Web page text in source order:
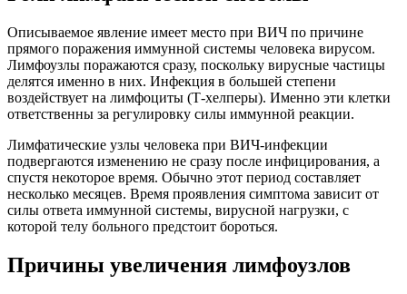
Описываемое явление имеет место при ВИЧ по причине
прямого поражения иммунной системы человека вирусом.
Лимфоузлы поражаются сразу, поскольку вирусные частицы
делятся именно в них. Инфекция в большей степени
воздействует на лимфоциты (Т-хелперы). Именно эти клетки
ответственны за регулировку силы иммунной реакции.
Лимфатические узлы человека при ВИЧ-инфекции
подвергаются изменению не сразу после инфицирования, а
спустя некоторое время. Обычно этот период составляет
несколько месяцев. Время проявления симптома зависит от
силы ответа иммунной системы, вирусной нагрузки, с
которой телу больного предстоит бороться.
Причины увеличения лимфоузлов